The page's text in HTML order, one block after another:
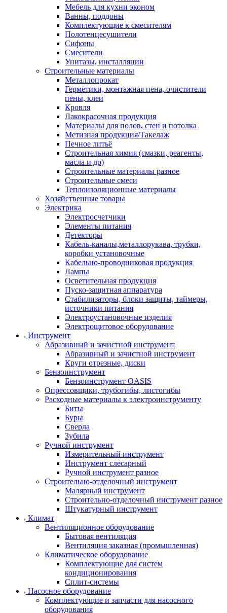
Мебель для кухни эконом
Ванны, поддоны
Комплектующие к смесителям
Полотенцесушители
Сифоны
Смесители
Унитазы, инсталляции
Строительные материалы
Металлопрокат
Герметики, монтажная пена, очистители
пены, клеи
Кровля
Лакокрасочная продукция
Материалы для полов, стен и потолка
Метизная продукция/Такелаж
Печное литьё
Строительная химия (смазки, реагенты,
масла и др)
Строительные материалы разное
Строительные смеси
Теплоизоляционные материалы
Хозяйственные товары
Электрика
Электросчетчики
Элементы питания
Детекторы
Кабель-каналы,металлорукава, трубки,
коробки установочные
Кабельно-проводниковая продукция
Лампы
Осветительная продукция
Пуско-защитная аппаратура
Стабилизаторы, блоки защиты, таймеры,
источники питания
Электроустановочные изделия
Электрощитовое оборудование
Инструмент
Абразивный и зачистной инструмент
Абразивный и зачистной инструмент
Круги отрезные, диски
Бензоинструмент
Бензоинструмент OASIS
Опрессовщики, трубогибы, листогибы
Расходные материалы к электроинструменту
Биты
Буры
Сверла
Зубила
Ручной инструмент
Измерительный инструмент
Инструмент слесарный
Ручной инструмент разное
Строительно-отделочный инструмент
Малярный инструмент
Строительно-отделочный инструмент разное
Штукатурный инструмент
Климат
Вентиляционное оборудование
Бытовая вентиляция
Вентиляция заказная (промышленная)
Климатическое оборудование
Комплектующие для систем
кондиционирования
Сплит-системы
Насосное оборудование
Комплектующие и запчасти для насосного
оборудования